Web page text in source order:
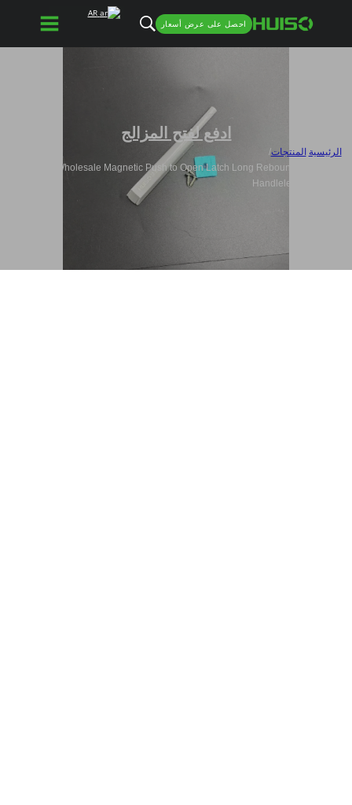
احصل على عرض أسعار
AR
ادفع لفتح المزالج
الرئيسية المنتجات/
Wholesale Magnetic Push to Open Latch Long Rebound Device for
Handleless Cabinets